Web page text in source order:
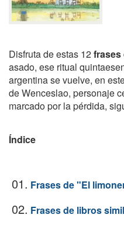
Disfruta de estas 12frases
asado, ese ritual
argentina se vuelve, en
de Wenceslao, personaje
marcado por la pérdida,
Índice
01. Frases de "El
02. Frases de libros